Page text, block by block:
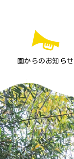
園からのお知らせ